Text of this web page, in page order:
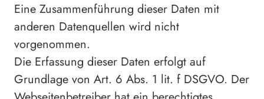
Eine Zusammenführung dieser Daten mit
anderen Datenquellen wird nicht
vorgenommen.
Die Erfassung dieser Daten erfolgt auf
Grundlage von Art. 6 Abs. 1 lit. f DSGVO. Der